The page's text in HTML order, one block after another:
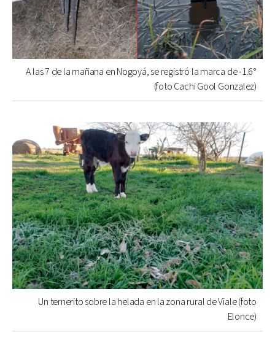
A las 7 de la mañana en Nogoyá, se registró la marca de -1.6°
(foto Cachi Gool Gonzalez)
Un ternerito sobre la helada en la zona rural de Viale (foto
Elonce)